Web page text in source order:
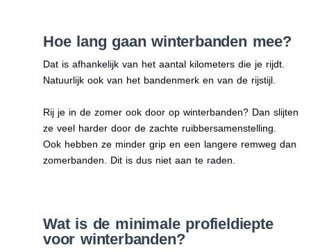
Hoe lang gaan winterbanden mee?
Dat is afhankelijk van het aantal kilometers die je rijdt.
Natuurlijk ook van het bandenmerk en van de rijstijl.
Rij je in de zomer ook door op winterbanden? Dan slijten
ze veel harder door de zachte ruibbersamenstelling.
Ook hebben ze minder grip en een langere remweg dan
zomerbanden. Dit is dus niet aan te raden.
Wat is de minimale profieldiepte
voor winterbanden?